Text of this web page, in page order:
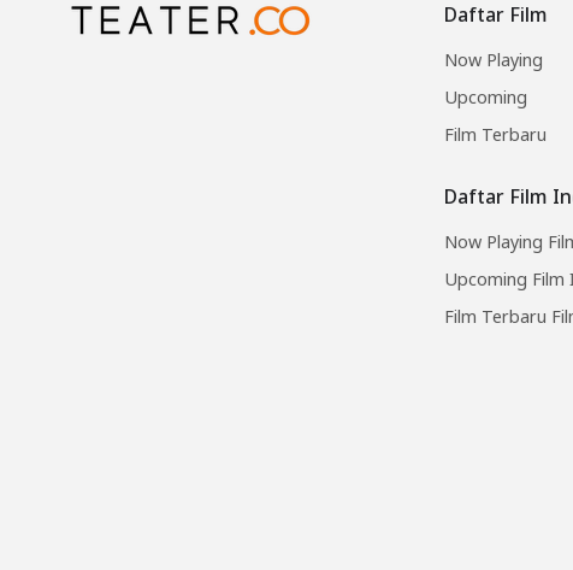
Daftar Film
Now Playing
Upcoming
Film Terbaru
Daftar Film
Now Playing
Upcoming Film
Film Terbaru